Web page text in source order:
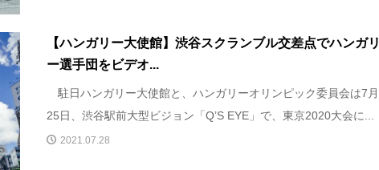
【ハンガリー大使館】渋谷スクランブル交差点でハンガリ
ー選手団をビデオ...
駐日ハンガリー大使館と、ハンガリーオリンピック委員会は7月
25日、渋谷駅前大型ビジョン「Q’S EYE」で、東京2020大会に...
2021.07.28